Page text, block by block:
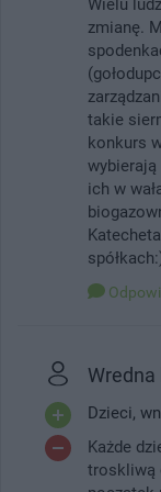
Wielu
zmianę.
takie
konkurs
wybierają
ich w
Wredna
Dzieci,
Każde
troskliwą